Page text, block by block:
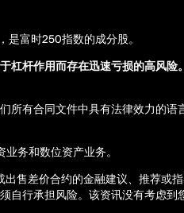
是富时250指数的成分股。
杆作用而存在迅速亏损的高风
有合同文件中具有法律效力的语
务和数位资产业务。
售差价合约的金融建议、推荐或
行承担风险。该资讯没有考虑